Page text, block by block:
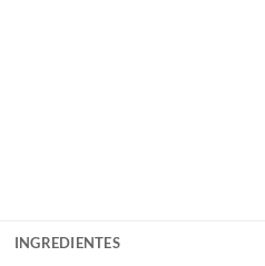
INGREDIENTES